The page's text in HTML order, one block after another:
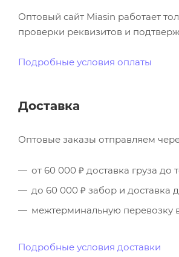
Оптовый сайт Miasin работает
проверки реквизитов и
Подробные условия оплаты
Доставка
Оптовые заказы отправляем
от 60 000 ₽ доставка груза
до 60 000 ₽ забор и доставка
межтерминальную перевозку
Подробные условия доставки